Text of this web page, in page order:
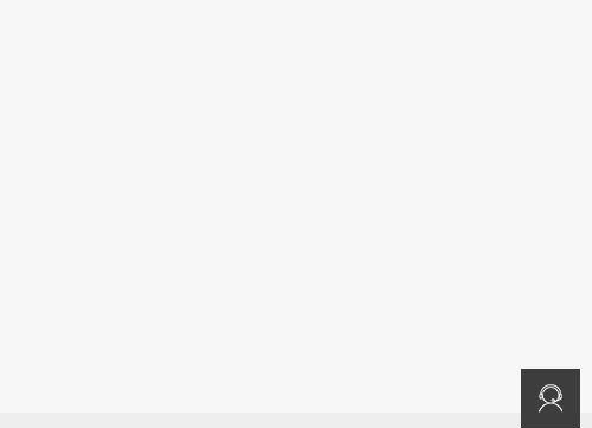
免费咨询